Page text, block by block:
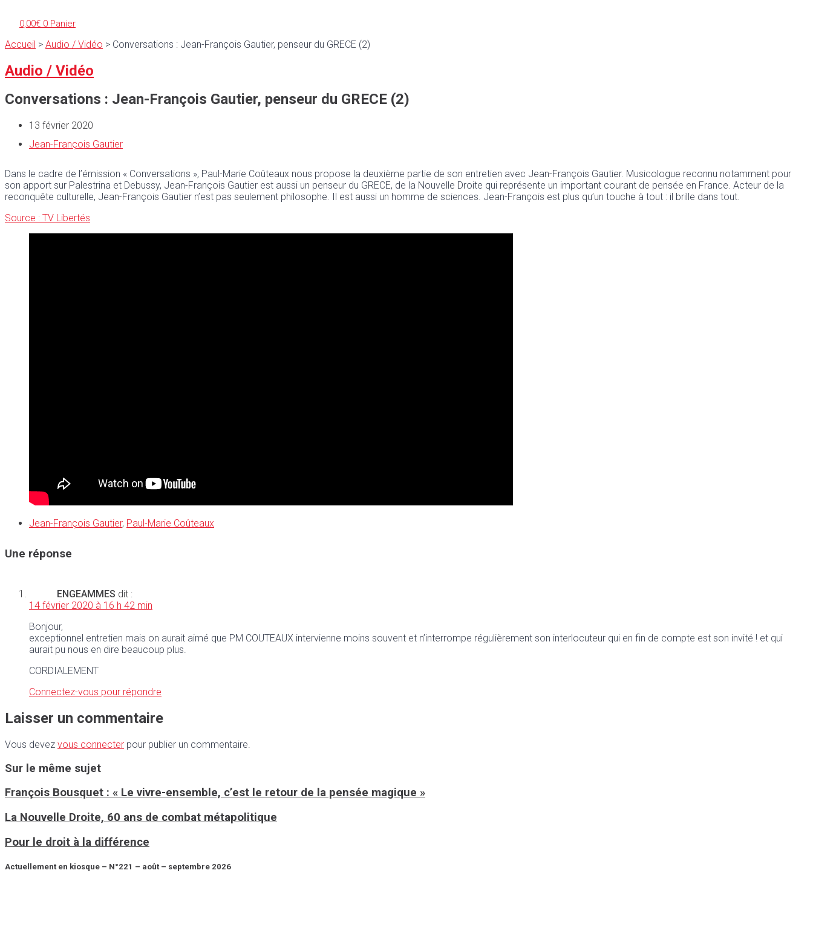
0,00€ 0 Panier
Accueil > Audio / Vidéo > Conversations : Jean-François Gautier, penseur du GRECE (2)
Audio / Vidéo
Conversations : Jean-François Gautier, penseur du GRECE (2)
13 février 2020
Jean-François Gautier
Dans le cadre de l’émission « Conversations », Paul-Marie Coûteaux nous propose la deuxième partie de son entretien avec Jean-François Gautier. Musicologue reconnu notamment pour
son apport sur Palestrina et Debussy, Jean-François Gautier est aussi un penseur du GRECE, de la Nouvelle Droite qui représente un important courant de pensée en France. Acteur de la
reconquête culturelle, Jean-François Gautier n’est pas seulement philosophe. Il est aussi un homme de sciences. Jean-François est plus qu’un touche à tout : il brille dans tout.
Source : TV Libertés
Jean-François Gautier, Paul-Marie Coûteaux
Une réponse
ENGEAMMES dit :
14 février 2020 à 16 h 42 min
Bonjour,
exceptionnel entretien mais on aurait aimé que PM COUTEAUX intervienne moins souvent et n’interrompe régulièrement son interlocuteur qui en fin de compte est son invité ! et qui
aurait pu nous en dire beaucoup plus.
CORDIALEMENT
Connectez-vous pour répondre
Laisser un commentaire
Vous devez vous connecter pour publier un commentaire.
Sur le même sujet
François Bousquet : « Le vivre-ensemble, c’est le retour de la pensée magique »
La Nouvelle Droite, 60 ans de combat métapolitique
Pour le droit à la différence
Actuellement en kiosque – N°221 – août – septembre 2026